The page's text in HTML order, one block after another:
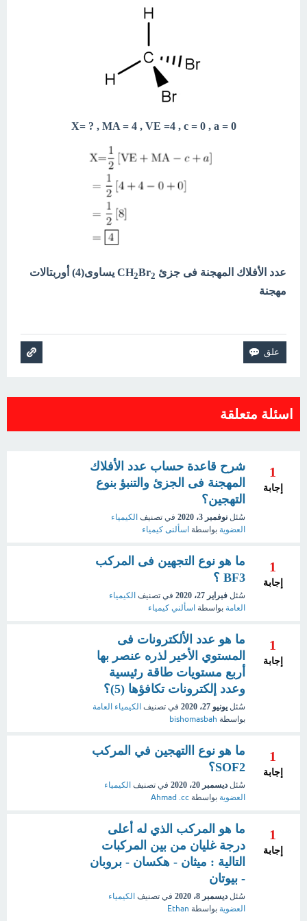
X= ? , MA = 4 , VE =4 , c = 0 , a = 0
عدد الأفلاك المهجنة فى جزئ CH 2Br2
يساوى(4) أوربتالات
مهجنة
اسئلة متعلقة
1
إجابة
شرح قاعدة حساب عدد الأفلاك
المهجنة فى الجزئ والتنبؤ بنوع
التهجين؟
سُئل نوفمبر 3، 2020 في تصنيف الكيمياء
العضوية بواسطة اسألنى كيمياء
1
إجابة
ما هو نوع التجهين فى المركب
BF3 ؟
سُئل فبراير 27، 2020 في تصنيف الكيمياء
العامة بواسطة اسألني كيمياء
1
إجابة
ما هو عدد الألكترونات فى
المستوي الأخير لذره عنصر بها
أربع مستويات طاقة رئيسية
وعدد إلكترونات تكافؤها (5)؟
سُئل يونيو 27، 2020 في تصنيف الكيمياء العامة
بواسطة bishomasbah
1
إجابة
ما هو نوع االتهجين في المركب
SOF2؟
سُئل ديسمبر 20، 2020 في تصنيف الكيمياء
العضوية بواسطة Ahmad .cc
1
إجابة
ما هو المركب الذي له أعلى
درجة غليان من بين المركبات
التالية : ميثان - هكسان - بروبان
- بيوتان
سُئل ديسمبر 8، 2020 في تصنيف الكيمياء
العضوية بواسطة Ethan